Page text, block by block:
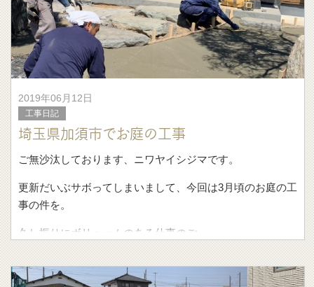
2019年06月12日
工事日記
埼玉県加須市でお庭の工事
ご無沙汰しております、ニワヤイシジマです。
更新だいぶサボってしまいまして、今回は3月頃のお庭の工
事の件を。
久し振りにボリュームのある仕事のご